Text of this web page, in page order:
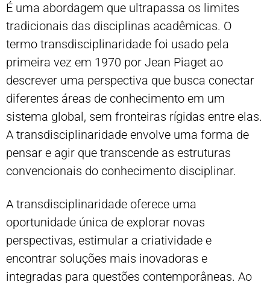
É uma abordagem que ultrapassa os limites
tradicionais das disciplinas acadêmicas. O
termo transdisciplinaridade foi usado pela
primeira vez em 1970 por Jean Piaget ao
descrever uma perspectiva que busca conectar
diferentes áreas de conhecimento em um
sistema global, sem fronteiras rígidas entre elas.
A transdisciplinaridade envolve uma forma de
pensar e agir que transcende as estruturas
convencionais do conhecimento disciplinar.
A transdisciplinaridade oferece uma
oportunidade única de explorar novas
perspectivas, estimular a criatividade e
encontrar soluções mais inovadoras e
integradas para questões contemporâneas. Ao